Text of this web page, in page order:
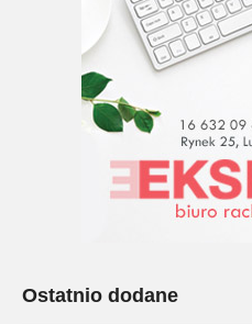
Ostatnio dodane